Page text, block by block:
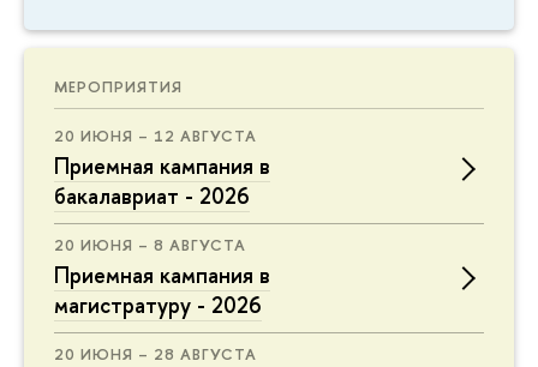
МЕРОПРИЯТИЯ
20 ИЮНЯ – 12 АВГУСТА
Приемная кампания в
бакалавриат - 2026
20 ИЮНЯ – 8 АВГУСТА
Приемная кампания в
магистратуру - 2026
20 ИЮНЯ – 28 АВГУСТА